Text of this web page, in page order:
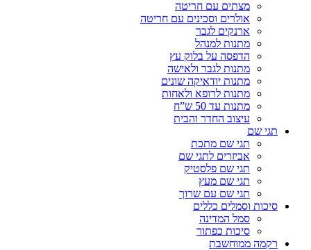
מצתים עם חריטה
אולרים וסכינים עם חריטה
ארנקים לגבר
מתנות למנהל
הדפסה על בלוק עץ
מתנות לגבר ולאישה
מתנות יודאיקה שונים
מתנות לרופא ולאחות
מתנות עד 50 ש”ח
עיצוב החדר והבית
תגי שם
תגי שם מתכת
אביזרים לתגי שם
תגי שם פלסטיק
תגי שם מעץ
תגי שם עם שרוך
סיכות וסמלים כללים
סמל המדינה
סיכות כפתור
רקמה ממוחשבת